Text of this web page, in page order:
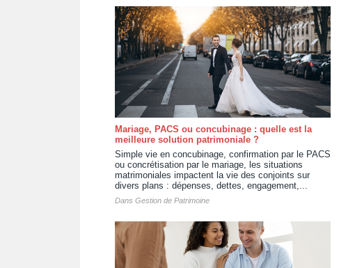
Mariage, PACS ou concubinage : quelle est la
meilleure solution patrimoniale ?
Simple vie en concubinage, confirmation par le PACS
ou concrétisation par le mariage, les situations
matrimoniales impactent la vie des conjoints sur
divers plans : dépenses, dettes, engagement,...
Dans Gestion de Patrimoine